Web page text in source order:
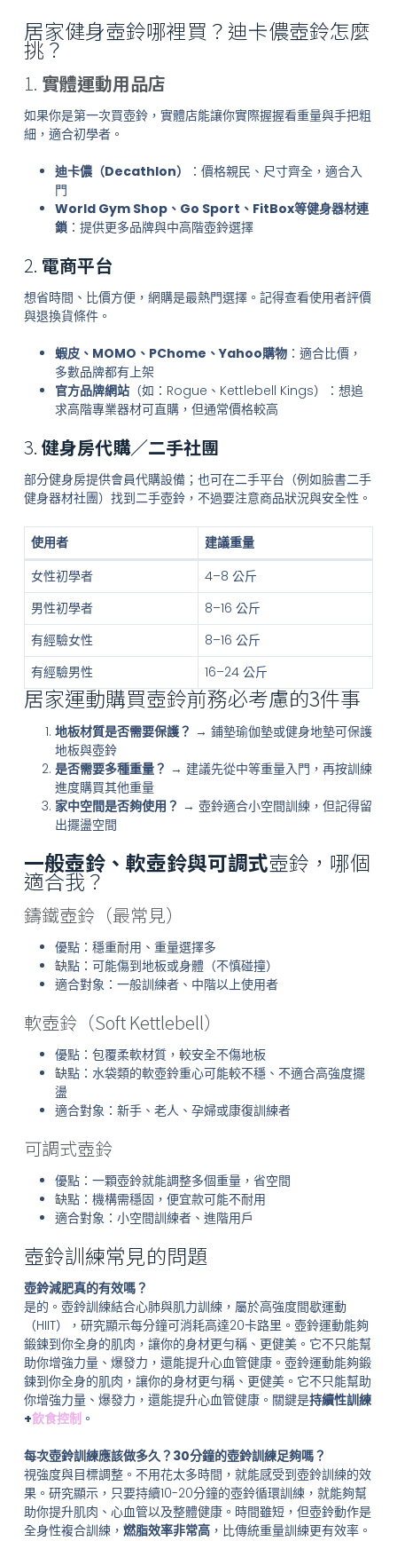
居家健身壺鈴哪裡買？迪卡儂壺鈴怎麼
挑？
1. 實體運動用品店
如果你是第一次買壺鈴，實體店能讓你實際握握看重量與手把粗
細，適合初學者。
迪卡儂（Decathlon）
：價格親民、尺寸齊全，適合入
門
World Gym Shop、Go Sport、FitBox等健身器材連
鎖：提供更多品牌與中高階壺鈴選擇
2. 電商平台
想省時間、比價方便，網購是最熱門選擇。記得查看使用者評價
與退換貨條件。
蝦皮、MOMO、PChome、Yahoo購物：適合比價，
多數品牌都有上架
官方品牌網站（如：Rogue、Kettlebell Kings）：想追
求高階專業器材可直購，但通常價格較高
3. 健身房代購／二手社團
部分健身房提供會員代購設備；也可在二手平台（例如臉書二手
健身器材社團）找到二手壺鈴，不過要注意商品狀況與安全性。
使用者
建議重量
女性初學者
4–8 公斤
男性初學者
8–16 公斤
有經驗女性
8–16 公斤
有經驗男性
16–24 公斤
居家運動購買壺鈴前務必考慮的3件事
地板材質是否需要保護？ → 鋪墊瑜伽墊或健身地墊可保護
地板與壺鈴
是否需要多種重量？ → 建議先從中等重量入門，再按訓練
進度購買其他重量
家中空間是否夠使用？ → 壺鈴適合小空間訓練，但記得留
出擺盪空間
一般壺鈴、軟壺鈴與可調式壺鈴，哪個
適合我？
鑄鐵壺鈴（最常見）
優點：穩重耐用、重量選擇多
缺點：可能傷到地板或身體（不慎碰撞）
適合對象：一般訓練者、中階以上使用者
軟壺鈴（Soft Kettlebell）
優點：包覆柔軟材質，較安全不傷地板
缺點：水袋類的軟壺鈴重心可能較不穩、不適合高強度擺
盪
適合對象：新手、老人、孕婦或康復訓練者
可調式壺鈴
優點：一顆壺鈴就能調整多個重量，省空間
缺點：機構需穩固，便宜款可能不耐用
適合對象：小空間訓練者、進階用戶
壺鈴訓練常見的問題
壺鈴減肥真的有效嗎？
是的。壺鈴訓練結合心肺與肌力訓練，屬於高強度間歇運動
（HIIT），研究顯示每分鐘可消耗高達20卡路里。壺鈴運動能夠
鍛鍊到你全身的肌肉，讓你的身材更勻稱、更健美。它不只能幫
助你增強力量、爆發力，還能提升心血管健康。壺鈴運動能夠鍛
鍊到你全身的肌肉，讓你的身材更勻稱、更健美。它不只能幫助
你增強力量、爆發力，還能提升心血管健康。關鍵是持續性訓練
+飲食控制 。
每次壺鈴訓練應該做多久？30分鐘的壺鈴訓練足夠嗎？
視強度與目標調整。不用花太多時間，就能感受到壺鈴訓練的效
果。研究顯示，只要持續10-20分鐘的壺鈴循環訓練，就能夠幫
助你提升肌肉、心血管以及整體健康。時間雖短，但壺鈴動作是
全身性複合訓練， 燃脂效率非常高，比傳統重量訓練更有效率。